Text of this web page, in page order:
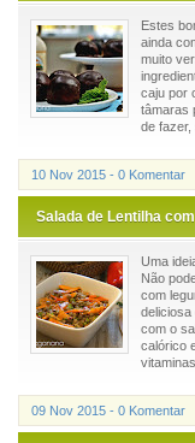
Estes
ainda
muito
caju por
tâmaras
de fazer,
10 Nov 2015 - 0 Komentar
Salada de Lentilha
Uma
Não
com
com o
calórico
vitaminas
09 Nov 2015 - 0 Komentar